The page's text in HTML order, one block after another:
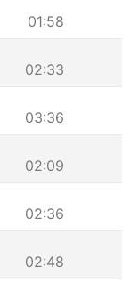
01:58
02:33
03:36
02:09
02:36
02:48